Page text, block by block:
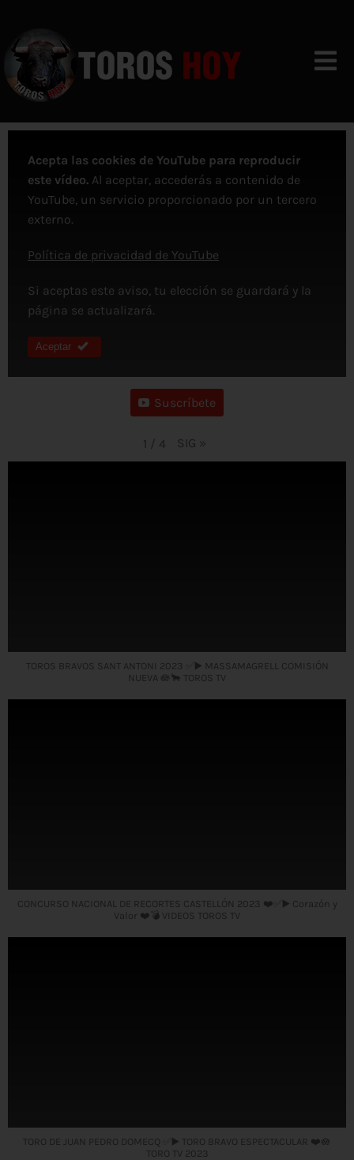
content
VIDEOS
CALENDARIO
NOTICIAS
Acepta las cookies de YouTube para reproducir
este vídeo. Al aceptar, accederás a contenido de
YouTube, un servicio proporcionado por un tercero
externo.
Política de privacidad de YouTube
Si aceptas este aviso, tu elección se guardará y la
página se actualizará.
Aceptar
Suscríbete
1 / 4 SIG »
TOROS BRAVOS SANT ANTONI 2023 ✅▶️ MASSAMAGRELL COMISIÓN
NUEVA 🪷🐂 TOROS TV
CONCURSO NACIONAL DE RECORTES CASTELLÓN 2023 ❤️✅▶️ Corazón y
Valor ❤️💣 VIDEOS TOROS TV
TORO DE JUAN PEDRO DOMECQ ✅▶️ TORO BRAVO ESPECTACULAR ❤️🪷
TORO TV 2023